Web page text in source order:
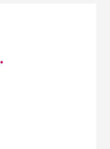
.